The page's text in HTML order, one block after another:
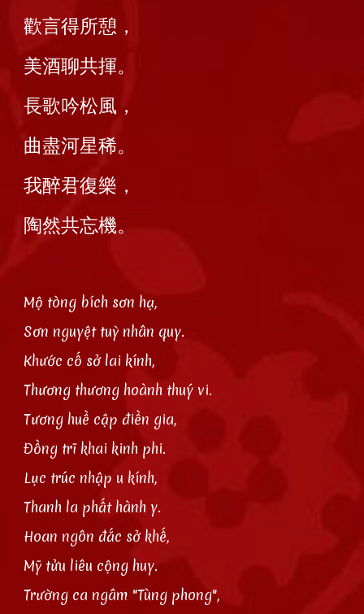
歡言得所憩，
美酒聊共揮。
長歌吟松風，
曲盡河星稀。
我醉君復樂，
陶然共忘機。
Mộ tòng bích sơn hạ,
Sơn nguyệt tuỳ nhân quy.
Khước cố sở lai kính,
Thương thương hoành thuý vi.
Tương huề cập điền gia,
Ðồng trĩ khai kinh phi.
Lục trúc nhập u kính,
Thanh la phất hành y.
Hoan ngôn đắc sở khế,
Mỹ tửu liêu cộng huy.
Trường ca ngâm "Tùng phong",